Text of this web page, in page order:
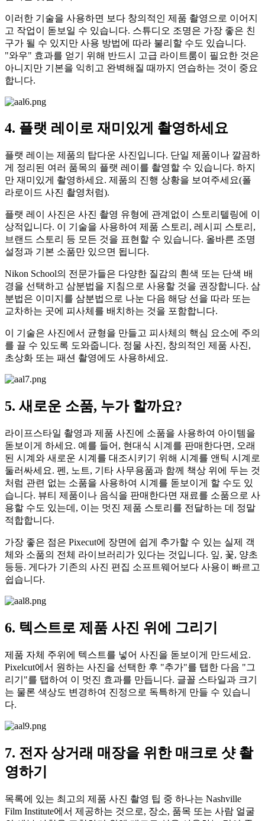
이러한 기술을 사용하면 보다 창의적인 제품 촬영으로 이어지
고 작업이 돋보일 수 있습니다. 스튜디오 조명은 가장 좋은 친
구가 될 수 있지만 사용 방법에 따라 불리할 수도 있습니다.
"와우" 효과를 얻기 위해 반드시 고급 라이트룸이 필요한 것은
아니지만 기본을 익히고 완벽해질 때까지 연습하는 것이 중요
합니다.
4. 플랫 레이로 재미있게 촬영하세요
플랫 레이는 제품의 탑다운 사진입니다. 단일 제품이나 깔끔하
게 정리된 여러 품목의 플랫 레이를 촬영할 수 있습니다. 하지
만 재미있게 촬영하세요. 제품의 진행 상황을 보여주세요(폴
라로이드 사진 촬영처럼).
플랫 레이 사진은 사진 촬영 유형에 관계없이 스토리텔링에 이
상적입니다. 이 기술을 사용하여 제품 스토리, 레시피 스토리,
브랜드 스토리 등 모든 것을 표현할 수 있습니다. 올바른 조명
설정과 기본 소품만 있으면 됩니다.
Nikon School의 전문가들은 다양한 질감의 흰색 또는 단색 배
경을 선택하고 삼분법을 지침으로 사용할 것을 권장합니다. 삼
분법은 이미지를 삼분법으로 나눈 다음 해당 선을 따라 또는
교차하는 곳에 피사체를 배치하는 것을 포함합니다.
이 기술은 사진에서 균형을 만들고 피사체의 핵심 요소에 주의
를 끌 수 있도록 도와줍니다. 정물 사진, 창의적인 제품 사진,
초상화 또는 패션 촬영에도 사용하세요.
5. 새로운 소품, 누가 할까요?
라이프스타일 촬영과 제품 사진에 소품을 사용하여 아이템을
돋보이게 하세요. 예를 들어, 현대식 시계를 판매한다면, 오래
된 시계와 새로운 시계를 대조시키기 위해 시계를 앤틱 시계로
둘러싸세요. 펜, 노트, 기타 사무용품과 함께 책상 위에 두는 것
처럼 관련 없는 소품을 사용하여 시계를 돋보이게 할 수도 있
습니다. 뷰티 제품이나 음식을 판매한다면 재료를 소품으로 사
용할 수도 있는데, 이는 멋진 제품 스토리를 전달하는 데 정말
적합합니다.
가장 좋은 점은 Pixecut에 장면에 쉽게 추가할 수 있는 실제 객
체와 소품의 전체 라이브러리가 있다는 것입니다. 잎, 꽃, 양초
등등. 게다가 기존의 사진 편집 소프트웨어보다 사용이 빠르고
쉽습니다.
6. 텍스트로 제품 사진 위에 그리기
제품 자체 주위에 텍스트를 넣어 사진을 돋보이게 만드세요.
Pixelcut에서 원하는 사진을 선택한 후 "추가"를 탭한 다음 "그
리기"를 탭하여 이 멋진 효과를 만듭니다. 글꼴 스타일과 크기
는 물론 색상도 변경하여 진정으로 독특하게 만들 수 있습니
다.
7. 전자 상거래 매장을 위한 매크로 샷 촬
영하기
목록에 있는 최고의 제품 사진 촬영 팁 중 하나는 Nashville
Film Institute에서 제공하는 것으로, 장소, 품목 또는 사람 얼굴